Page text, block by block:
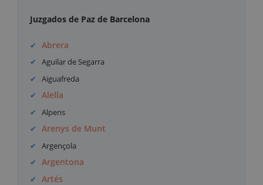
Juzgados de Paz de Barcelona
Abrera
Aguilar de Segarra
Aiguafreda
Alella
Alpens
Arenys de Munt
Argençola
Argentona
Artés